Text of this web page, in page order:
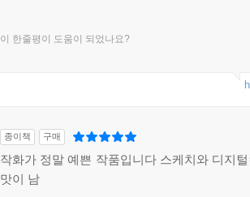
이 한줄평이 도움이 되었나요?
종이책 구매
작화가 정말 예쁜 작품입니다 스케치와 디지
맛이 남